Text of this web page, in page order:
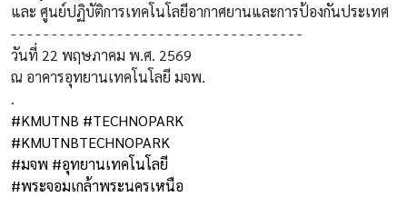
และ ศูนย์ปฏิบัติการเทคโนโลยีอากาศยานและการป้องกันประเทศ
- - - - - - - - - - - - - - - - - - - - - - - - - - - - - - - - - - - -
วันที่ 22 พฤษภาคม พ.ศ. 2569
ณ อาคารอุทยานเทคโนโลยี มจพ.
.
#KMUTNB #TECHNOPARK
#KMUTNBTECHNOPARK
#มจพ #อุทยานเทคโนโลยี
#พระจอมเกล้าพระนครเหนือ